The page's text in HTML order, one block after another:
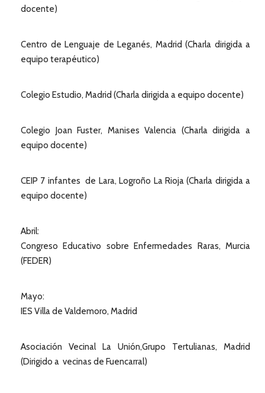
docente)
Centro de Lenguaje de Leganés, Madrid (Charla dirigida a
equipo terapéutico)
Colegio Estudio, Madrid (Charla dirigida a equipo docente)
Colegio Joan Fuster, Manises Valencia (Charla dirigida a
equipo docente)
CEIP 7 infantes de Lara, Logroño La Rioja (Charla dirigida a
equipo docente)
Abril:
Congreso Educativo sobre Enfermedades Raras, Murcia
(FEDER)
Mayo:
IES Villa de Valdemoro, Madrid
Asociación Vecinal La Unión,Grupo Tertulianas, Madrid
(Dirigido a vecinas de Fuencarral)